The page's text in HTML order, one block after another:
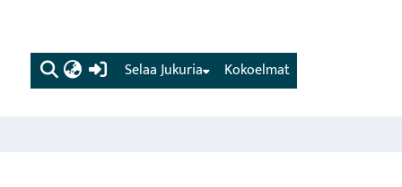
(current) Kokoelmat
Selaa Jukuria